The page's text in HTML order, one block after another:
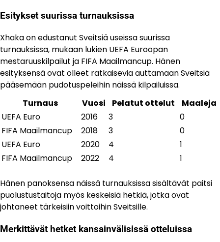
Esitykset suurissa turnauksissa
Xhaka on edustanut Sveitsiä useissa suurissa
turnauksissa, mukaan lukien UEFA Euroopan
mestaruuskilpailut ja FIFA Maailmancup. Hänen
esityksensä ovat olleet ratkaisevia auttamaan Sveitsiä
pääsemään pudotuspeleihin näissä kilpailuissa.
Turnaus
Vuosi Pelatut ottelut
Maaleja
UEFA Euro
2016 3
0
FIFA Maailmancup
2018 3
0
UEFA Euro
2020 4
1
FIFA Maailmancup
2022 4 1
Hänen panoksensa näissä turnauksissa sisältävät paitsi
puolustustaitoja myös keskeisiä hetkiä, jotka ovat
johtaneet tärkeisiin voittoihin Sveitsille.
Merkittävät hetket kansainvälisissä otteluissa